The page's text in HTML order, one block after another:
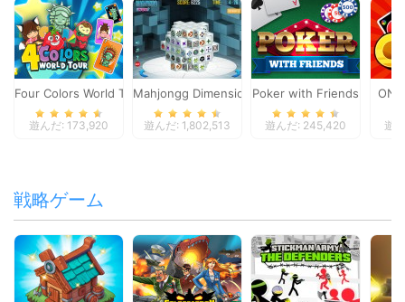
Four Colors World Tour
遊んだ: 173,920
Mahjongg Dimensions
遊んだ: 1,802,513
Poker with Friends
遊んだ: 245,420 遊
戦略ゲーム